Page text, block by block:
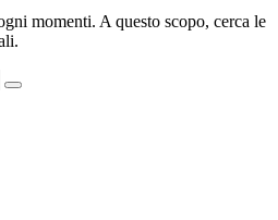
momenti. A questo scopo, cerca le